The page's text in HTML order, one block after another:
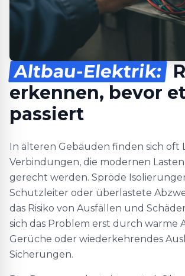
Altbau-Elektrik:
erkennen, bevor
passiert
In älteren Gebäuden finden sich oft
Verbindungen, die modernen
gerecht werden. Spröde
Schutzleiter oder überlastete
das Risiko von Ausfällen und
sich das Problem erst durch warme
Gerüche oder wiederkehrendes
Sicherungen.